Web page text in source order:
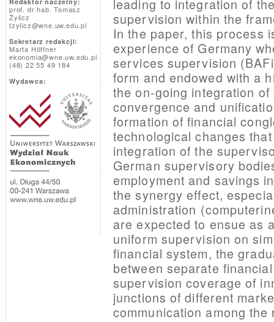
prof. dr hab. Tomasz
Żylicz
tzylicz@wne.uw.edu.pl
Sekretarz redakcji:
Marta Höffner
ekonomia@wne.uw.edu.pl
(48) 22 55 49 184
Wydawca:
leading to integration of
supervision within the
In the paper, this process
experience of Germany
services supervision
form and endowed with a
the on-going integration
convergence and
formation of financial
technological changes
integration of the
German supervisory
employment and savings
the synergy effect,
administration
are expected to ensue as
uniform supervision on
financial system, the
between separate
supervision coverage of
junctions of different
communication among